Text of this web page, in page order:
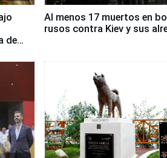
de
Al menos 17 muertos en
rusos contra Kiev y sus